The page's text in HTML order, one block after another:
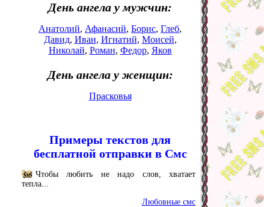
День ангела у мужчин:
Анатолий, Афанасий, Борис, Глеб,
Давид, Иван, Игнатий, Моисей,
Николай, Роман, Федор, Яков
День ангела у женщин:
Прасковья
Примеры текстов для
бесплатной отправки в Смс
Чтобы любить не надо слов, хватает
тепла...
Любовные смс